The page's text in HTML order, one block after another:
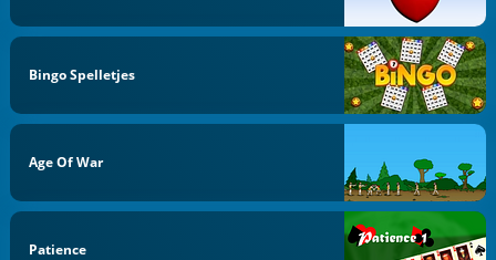
Bingo Spelletjes
Age Of War
Patience